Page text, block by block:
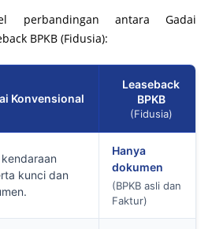
perbandingan antara Gadai
BPKB (Fidusia):
Konvensional
Leaseback
BPKB
(Fidusia)
kendaraan
kunci dan
Hanya
dokumen
(BPKB asli dan
Faktur)